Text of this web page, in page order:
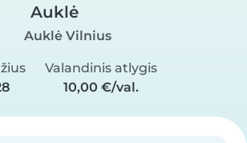
Auklė
Auklė Vilnius
Valandinis atlygis
10,00 €/val.